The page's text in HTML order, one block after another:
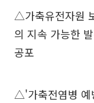
△가축유전자원
의 지속 가능한
공포
△'가축전염병 예